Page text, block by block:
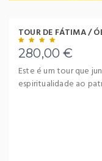
TOUR DE FÁTIMA /
280,00 €
Este é um tour que
espiritualidade ao